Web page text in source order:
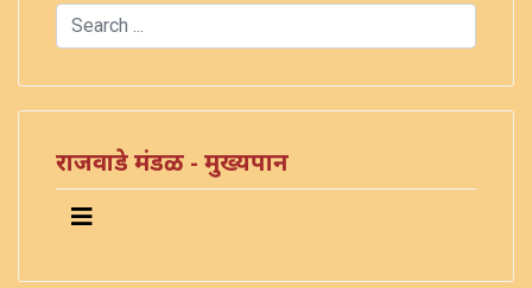
Search
राजवाडे मंडळ - मुख्यपान